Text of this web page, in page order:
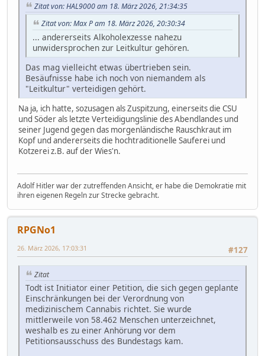
Zitat von: HAL9000 am 18. März 2026, 21:34:35
Zitat von: Max P am 18. März 2026, 20:30:34
... andererseits Alkoholexzesse nahezu
unwidersprochen zur Leitkultur gehören.
Das mag vielleicht etwas übertrieben sein.
Besäufnisse habe ich noch von niemandem als
"Leitkultur" verteidigen gehört.
Na ja, ich hatte, sozusagen als Zuspitzung, einerseits die CSU
und Söder als letzte Verteidigungslinie des Abendlandes und
seiner Jugend gegen das morgenländische Rauschkraut im
Kopf und andererseits die hochtraditionelle Sauferei und
Kotzerei z.B. auf der Wies'n.
Adolf Hitler war der zutreffenden Ansicht, er habe die Demokratie mit
ihren eigenen Regeln zur Strecke gebracht.
RPGNo1
#127
26. März 2026, 17:03:31
Zitat
Todt ist Initiator einer Petition, die sich gegen geplante
Einschränkungen bei der Verordnung von
medizinischem Cannabis richtet. Sie wurde
mittlerweile von 58.462 Menschen unterzeichnet,
weshalb es zu einer Anhörung vor dem
Petitionsausschuss des Bundestags kam.